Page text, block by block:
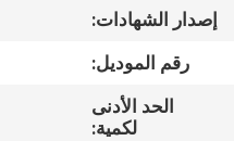
الافتراضي
معلومات
إصدار الشهادات:
رقم الموديل:
الحد الأدنى
لكمية: